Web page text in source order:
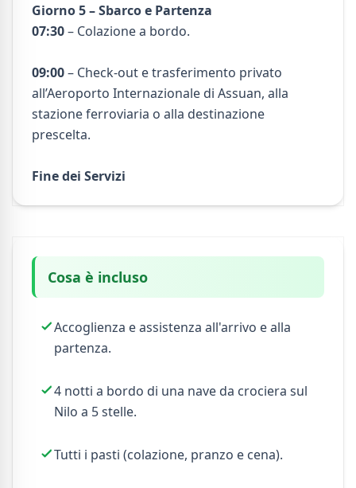
Giorno 5 – Sbarco e Partenza
07:30– Colazione a bordo.
09:00– Check-out e trasferimento privato
all’Aeroporto Internazionale di Assuan, alla
stazione ferroviaria o alla destinazione
prescelta.
Fine dei Servizi
Cosa è incluso
Accoglienza e assistenza all'arrivo e alla
partenza.
4 notti a bordo di una nave da crociera sul
Nilo a 5 stelle.
Tutti i pasti (colazione, pranzo e cena).